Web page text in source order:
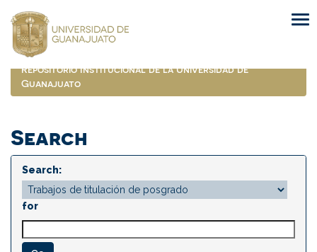
navigation
Repositorio Institucional de la Universidad de
Guanajuato
Search
Search:
for